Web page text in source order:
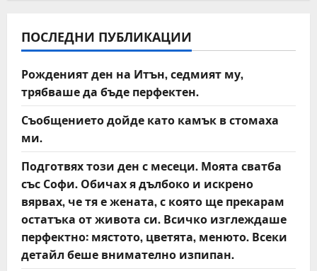
v
i
g
a
t
i
o
n
ПОСЛЕДНИ ПУБЛИКАЦИИ
Рожденият ден на Итън, седмият му,
трябваше да бъде перфектен.
Съобщението дойде като камък в стомаха
ми.
Подготвях този ден с месеци. Моята сватба
със Софи. Обичах я дълбоко и искрено
вярвах, че тя е жената, с която ще прекарам
остатъка от живота си. Всичко изглеждаше
перфектно: мястото, цветята, менюто. Всеки
детайл беше внимателно изпипан.